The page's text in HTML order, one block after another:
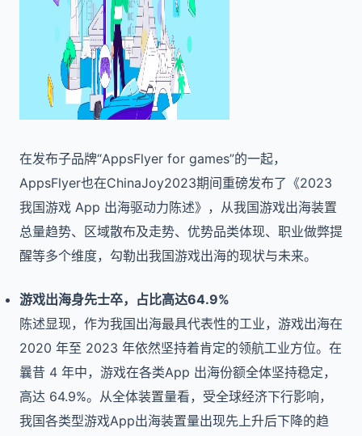
在发布子品牌“AppsFlyer for games”的一起，
AppsFlyer也在ChinaJoy2023期间重磅发布了《2023
我国游戏 App 出海驱动力陈述》，从我国游戏出海装置
总量趋势、区域散布及走势、优势品类体现、职业做弊提
醒等多个维度，勾勒出我国游戏出海的现状与未来。
游戏出海身先士卒，占比高达64.9%
陈述显现，作为我国出海最具代表性的工业，游戏出海在
2020 年至 2023 年依然坚持着肯定的领航工业方位。在
曩昔 4 年中，游戏在各类App 出海份额全体坚持稳定，
高达 64.9%。从全体装置量看，受全球经济下行影响，
我国各类型游戏App出海装置量出现先上升后下降的趋